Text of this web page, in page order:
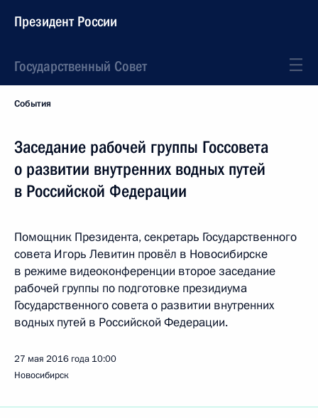
Президент России
Государственный Совет
События
Заседание рабочей группы Госсовета
о развитии внутренних водных путей
в Российской Федерации
Помощник Президента, секретарь Государственного
совета Игорь Левитин провёл в Новосибирске
в режиме видеоконференции второе заседание
рабочей группы по подготовке президиума
Государственного совета о развитии внутренних
водных путей в Российской Федерации.
27 мая 2016 года 10:00
Новосибирск